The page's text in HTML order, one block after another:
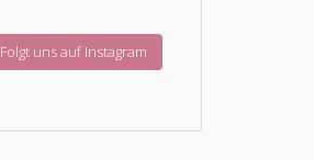
Folgt uns auf Instagram